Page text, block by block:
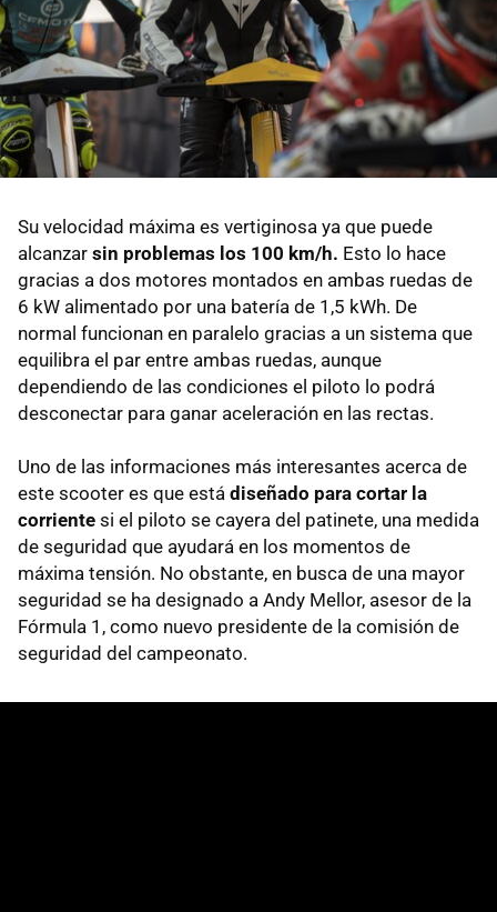
Su velocidad máxima es vertiginosa ya que puede
alcanzar sin problemas los 100 km/h. Esto lo hace
gracias a dos motores montados en ambas ruedas de
6 kW alimentado por una batería de 1,5 kWh. De
normal funcionan en paralelo gracias a un sistema que
equilibra el par entre ambas ruedas, aunque
dependiendo de las condiciones el piloto lo podrá
desconectar para ganar aceleración en las rectas.
Uno de las informaciones más interesantes acerca de
este scooter es que está diseñado para cortar la
corriente si el piloto se cayera del patinete, una medida
de seguridad que ayudará en los momentos de
máxima tensión. No obstante, en busca de una mayor
seguridad se ha designado a Andy Mellor, asesor de la
Fórmula 1, como nuevo presidente de la comisión de
seguridad del campeonato.